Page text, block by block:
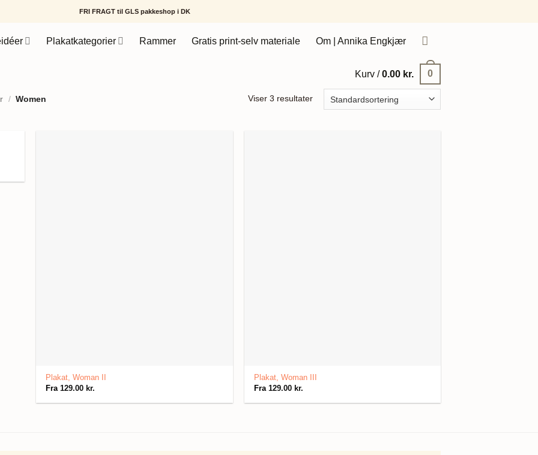
FRI FRAGT til GLS pakkeshop i DK
Plakatkategorier Rammer Gratis print-selv materiale Om | Annika Engkjær
Kurv /0.00 kr. 0
/ Women Viser 3 resultater
Plakat, Woman II
Fra 129.00 kr.
Plakat, Woman III
Fra 129.00 kr.